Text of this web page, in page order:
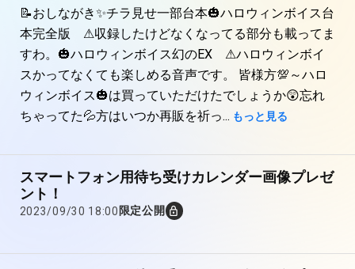
📝おしながき✨チラ見せ一部台本🎃ハロウィンボイス台
本完全版 ⚠収録したけどなくなってる部分も載ってま
すわ。🎃ハロウィンボイス幻のEX ⚠ハロウィンボイ
スかってなくても楽しめる音声です。 皆様方💯～ハロ
ウィンボイス🎃は買っていただけたでしょうか😲忘れ
ちゃってた💦方はいつか再販を祈っ... もっと見る
スマートフォン用待ち受けカレンダー画像プレゼ
ント！
2023/09/30 18:00 限定公開
この機能を使用するには「ANYCOLOR
ID」へのログインが必要です。